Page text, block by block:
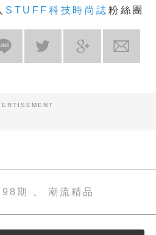
STUFF科技時尚誌 粉絲團
期 潮流精品